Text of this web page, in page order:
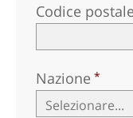
Codice postale
Nazione